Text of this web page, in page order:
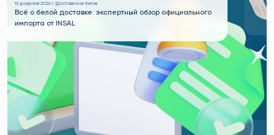
13 февраля 2026 г. |Доставка из Китая
Всё о белой доставке: экспертный обзор официального
импорта от INSAL